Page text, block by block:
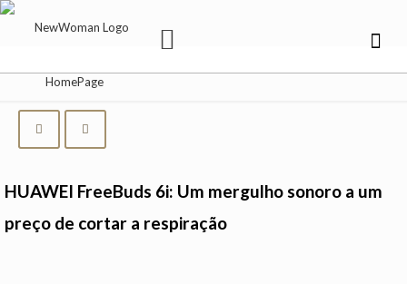
HUAWEI FreeBuds 6i: Um mergulho sonoro a um
preço de cortar a respiração